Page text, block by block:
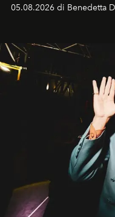
contemporanea e
di esprimere identità,
05.08.2026 di Benedetta